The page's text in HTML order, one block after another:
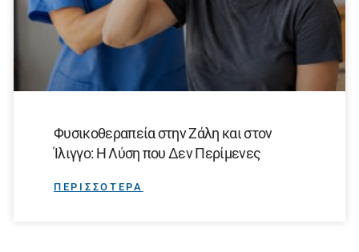
Φυσικοθεραπεία στην Ζάλη και στον
Ίλιγγο: Η Λύση που Δεν Περίμενες
ΠΕΡΙΣΣΟΤΕΡΑ